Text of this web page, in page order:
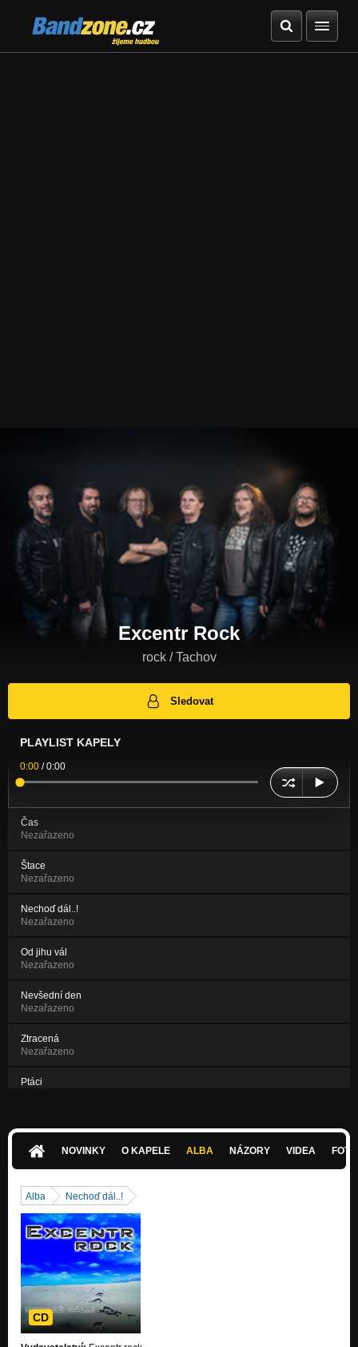
Bandzone.cz
žijeme hudbou
Excentr Rock
rock / Tachov
Sledovat
PLAYLIST KAPELY
0:00 /0:00
Čas
Nezařazeno
Štace
Nezařazeno
Nechoď dál..!
Nezařazeno
Od jihu vál
Nezařazeno
Nevšední den
Nezařazeno
Ztracená
Nezařazeno
Ptáci
Křídla
NOVINKY O KAPELE ALBA NÁZORY VIDEA
Alba Nechoď dál..!
CD